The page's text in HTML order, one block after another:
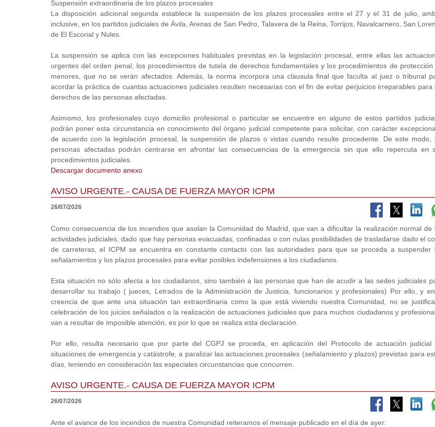
Suspensión extraordinaria de los plazos procesales
La disposición adicional segunda establece la suspensión de los plazos procesales entre el 27 y el 31 de julio,
inclusive, en los partidos judiciales de Ávila, Arenas de San Pedro, Talavera de la Reina, Torrijos, Navalcarnero, San
de El Escorial y Nules.
La suspensión se aplica con las excepciones habituales previstas en la legislación procesal, entre ellas las
urgentes del orden penal, los procedimientos de tutela de derechos fundamentales y los procedimientos de protección
menores, que no se verán afectados. Además, la norma incorpora una cláusula final que faculta al juez o tribunal
acordar la práctica de cuantas actuaciones judiciales resulten necesarias con el fin de evitar perjuicios irreparables para
derechos de las personas afectadas.
Asimismo, los profesionales cuyo domicilio profesional o particular se encuentre en alguno de estos partidos
podrán poner esta circunstancia en conocimiento del órgano judicial competente para solicitar, con carácter
de acuerdo con la legislación procesal, la suspensión de plazos o vistas cuando resulte procedente. De este modo,
personas afectadas podrán centrarse en afrontar las consecuencias de la emergencia sin que ello repercuta en
procedimientos judiciales.
Descargar documento anexo
AVISO URGENTE.- CAUSA DE FUERZA MAYOR ICPM
26/07/2026
Como consecuencia de los incendios que asolan la Comunidad de Madrid, que van a dificultar la realización normal de
actividades judiciales, dado que hay personas evacuadas, confinadas o con nulas posibilidades de trasladarse dado el
de carreteras, el ICPM se encuentra en constante contacto con las autoridades para que se proceda a suspender
señalamientos y los plazos procesales para evitar posibles indefensiones a los ciudadanos.
Esta situación no sólo afecta a los ciudadanos, sino también a las personas que han de acudir a las sedes judiciales
desarrollar su trabajo ( jueces, Letrados de la Administración de Justicia, funcionarios y profesionales) Por ello, y
creencia de que ante una situación tan extraordinaria como la que está viviendo nuestra Comunidad, no se
celebración de los juicios señalados o la realización de actuaciones judiciales que para muchos ciudadanos y
van a resultar de imposible atención, es por lo que se realiza esta declaración.
Por ello, resulta necesario que por parte del CGPJ se proceda, en aplicación del Protocolo de actuación judicial
situaciones de emergencia y catástrofe, a paralizar las actuaciones procesales (señalamiento y plazos) previstas para
días, teniendo en consideración las especiales circunstancias que concurren.
AVISO URGENTE.- CAUSA DE FUERZA MAYOR ICPM
26/07/2026
Ante el avance de los incendios de nuestra Comunidad reiteramos el mensaje publicado en el día de ayer: